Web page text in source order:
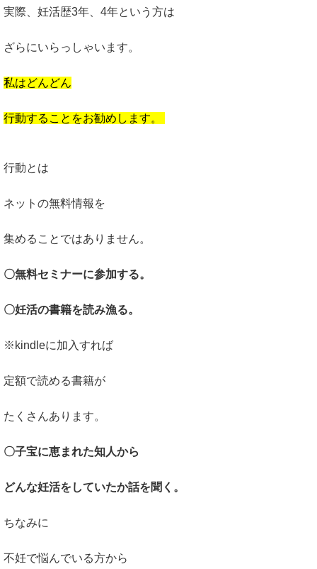
実際、妊活歴3年、4年という方は
ざらにいらっしゃいます。
私はどんどん
行動することをお勧めします。
行動とは
ネットの無料情報を
集めることではありません。
〇無料セミナーに参加する。
〇妊活の書籍を読み漁る。
※kindleに加入すれば
定額で読める書籍が
たくさんあります。
〇子宝に恵まれた知人から
どんな妊活をしていたか話を聞く。
ちなみに
不妊で悩んでいる方から